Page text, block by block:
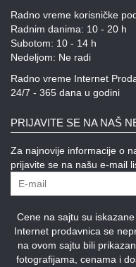
Radno vreme korisničke
Radnim danima: 10 - 20 h
Subotom: 10 - 14 h
Nedeljom: Ne radi
Radno vreme Internet
24/7 - 365 dana u godini
PRIJAVITE SE NA NAŠ
Za najnovije informacije o
prijavite se na našu e-mail
Cene na sajtu su
Internet prodavnica se
na ovom sajtu bili
fotografijama, cenama i